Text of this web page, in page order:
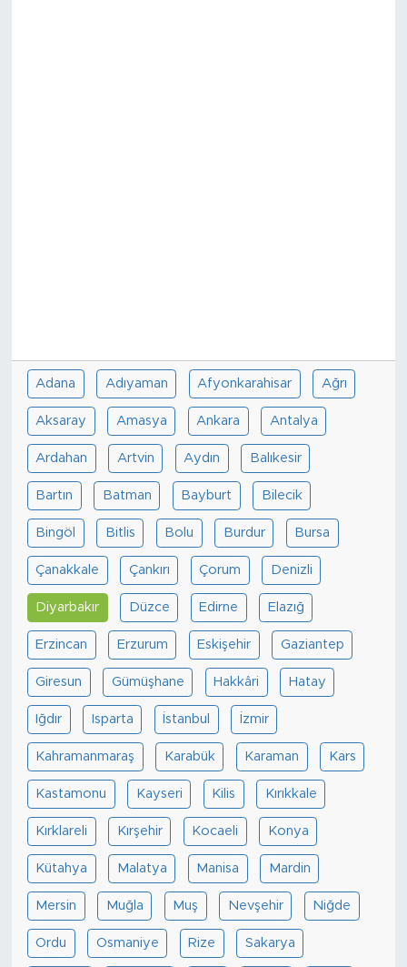
Adana Adıyaman Afyonkarahisar Ağrı
Aksaray Amasya Ankara Antalya
Ardahan Artvin Aydın Balıkesir
Bartın Batman Bayburt Bilecik
Bingöl Bitlis Bolu Burdur Bursa
Çanakkale Çankırı Çorum Denizli
Diyarbakır Düzce Edirne Elazığ
Erzincan Erzurum Eskişehir Gaziantep
Giresun Gümüşhane Hakkâri Hatay
Iğdır Isparta İstanbul İzmir
Kahramanmaraş Karabük Karaman Kars
Kastamonu Kayseri Kilis Kırıkkale
Kırklareli Kırşehir Kocaeli Konya
Kütahya Malatya Manisa Mardin
Mersin Muğla Muş Nevşehir Niğde
Ordu Osmaniye Rize Sakarya